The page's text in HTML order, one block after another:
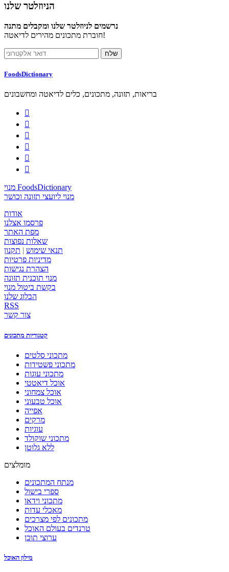
הניוזלטר שלנו
נרשמים לניוזלטר שלנו ומקבלים מתנה
חוברת מתכונים מהירים לדיאטה!
FoodsDictionary
בריאות, תזונה, מתכונים, כלים לדיאטה ומחשבונים






מנוי FoodsDictionary
מנוי ליועצי תזונה וכושר
אודות
פרסמו אצלנו
מפת האתר
שאלות נפוצות
תנאי שימוש
תקנון
מדיניות פרטיות
הצהרת נגישות
מנוי תוכנית תזונה
בקשת ביטול מנוי
הבלוג שלנו
RSS
צור קשר
קטגוריות מתכונים
מתכוני סלטים
מתכוני פשטידות
מתכוני עוגות
אוכל דיאטטי
אוכל צמחוני
אוכל טבעוני
אפייה
מרקים
עוגיות
מתכוני שוקולד
ללא גלוטן
מומלצים
מנתח המתכונים
ספרי בישול
מתכוני וידאו
מאכלי עדות
מתכונים לפי מצרכים
טרנדים בעולם האוכל
ערוצי תוכן
מילון האוכל